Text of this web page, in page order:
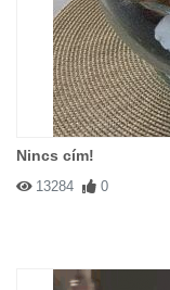
Nincs cím!
13284 0